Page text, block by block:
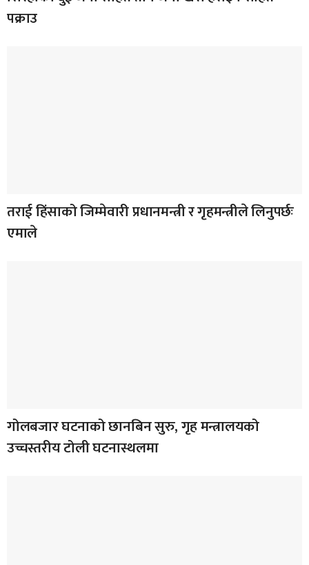
पक्राउ
तराई हिंसाको जिम्मेवारी प्रधानमन्त्री र गृहमन्त्रीले लिनुपर्छः
एमाले
गोलबजार घटनाको छानबिन सुरु, गृह मन्त्रालयको
उच्चस्तरीय टोली घटनास्थलमा